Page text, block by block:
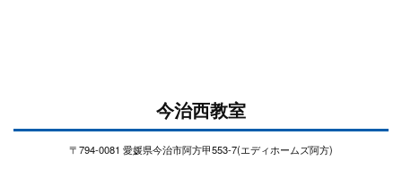
今治西教室
〒794-0081 愛媛県今治市阿方甲553-7(エディホームズ阿方)